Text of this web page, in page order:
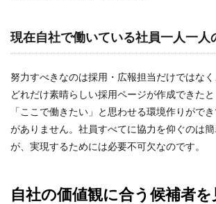
現在自社で働いている社員一人一人
努力すべきなのは採用・広報担当だけではなく
どれだけ素晴らしい採用ページが作成できた
「ここで働きたい」と思わせる環境作りがで
がありません。社員すべてに協力を仰ぐのは
が、実現するためには必要不可欠なのです。
自社の価値観に合う候補者